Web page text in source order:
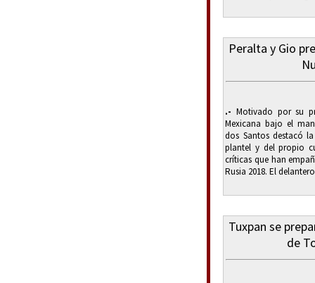
Peralta y Gio
.- Motivado por su
Mexicana bajo el
dos Santos destacó
plantel y del propio
críticas que han
Rusia 2018. El
Tuxpan se
de